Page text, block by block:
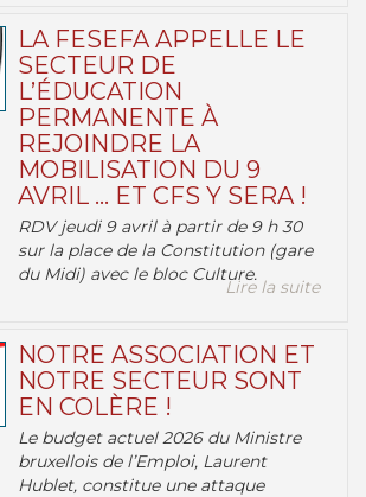
LA FESEFA APPELLE LE
SECTEUR DE
L’ÉDUCATION
PERMANENTE À
REJOINDRE LA
MOBILISATION DU 9
AVRIL … ET CFS Y SERA !
RDV jeudi 9 avril à partir de 9 h 30
sur la place de la Constitution (gare
du Midi) avec le bloc Culture.
Lire la suite
NOTRE ASSOCIATION ET
NOTRE SECTEUR SONT
EN COLÈRE !
Le budget actuel 2026 du Ministre
bruxellois de l’Emploi, Laurent
Hublet, constitue une attaque